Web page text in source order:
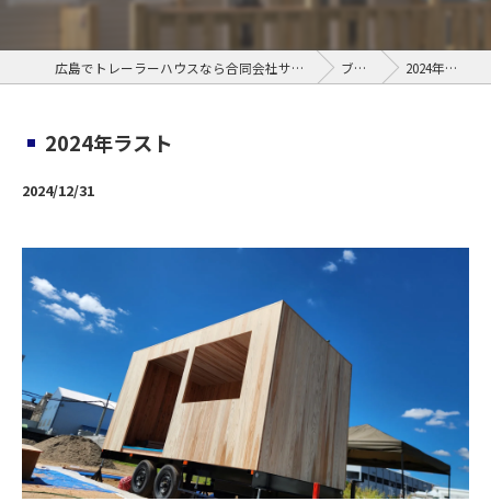
広島でトレーラーハウスなら合同会社サンクビジョン ブログ 2024年ラスト
2024年ラスト
2024/12/31